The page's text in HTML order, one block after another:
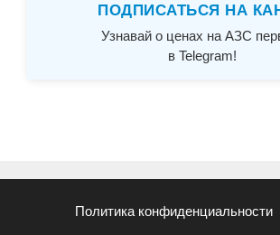
ПОДПИСАТЬСЯ НА
Узнавай о ценах на АЗС
в Telegram!
Политика конфиденциальности